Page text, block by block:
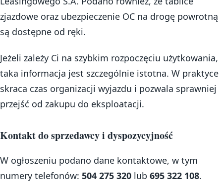
zjazdowe oraz ubezpieczenie OC na drogę powrotną
są dostępne od ręki.
Jeżeli zależy Ci na szybkim rozpoczęciu użytkowania,
taka informacja jest szczególnie istotna. W praktyce
skraca czas organizacji wyjazdu i pozwala sprawniej
przejść od zakupu do eksploatacji.
Kontakt do sprzedawcy i dyspozycyjność
W ogłoszeniu podano dane kontaktowe, w tym
numery telefonów: 504 275 320 lub 695 322 108.